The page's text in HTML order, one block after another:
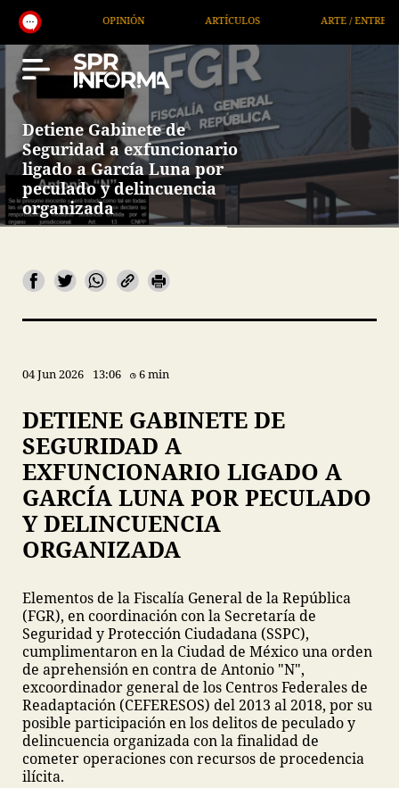
ARTÍCULOS ARTE / ENTRETENIMIENTO
Detiene Gabinete de
Seguridad a exfuncionario
ligado a García Luna por
peculado y delincuencia
organizada
04 Jun 2026 13:06 6 min
DETIENE GABINETE DE
SEGURIDAD A
EXFUNCIONARIO LIGADO A
GARCÍA LUNA POR PECULADO
Y DELINCUENCIA
ORGANIZADA
Elementos de la Fiscalía General de la República
(FGR), en coordinación con la Secretaría de
Seguridad y Protección Ciudadana (SSPC),
cumplimentaron en la Ciudad de México una orden
de aprehensión en contra de Antonio "N",
excoordinador general de los Centros Federales de
Readaptación (CEFERESOS) del 2013 al 2018, por su
posible participación en los delitos de peculado y
delincuencia organizada con la finalidad de
cometer operaciones con recursos de procedencia
ilícita.